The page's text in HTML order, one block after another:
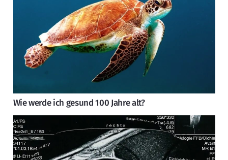
Wie werde ich gesund 100 Jahre alt?